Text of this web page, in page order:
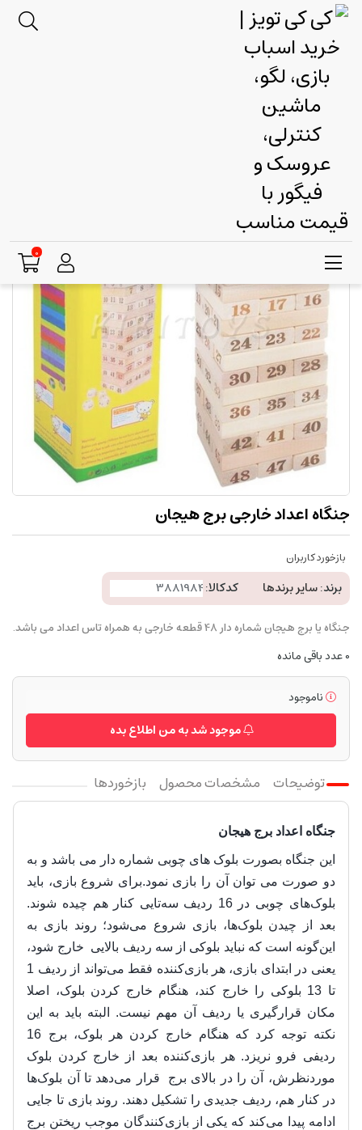
0
اسباب بازی پسرانه
جنگاه اعداد خارجی برج هیجان
بازخورد کاربران
برند:سایر برندها کدکالا:
جنگاه یا برج هیجان شماره دار 48 قطعه خارجی به همراه تاس اعداد می باشد.
0عدد باقی مانده
ناموجود
موجود شد به من اطلاع بده
توضیحات مشخصات محصول بازخوردها
جنگاه اعداد برج هیجان
این جنگاه بصورت بلوک های چوبی شماره دار می باشد و به
دو صورت می توان آن را بازی نمود.برای شروع بازی، باید
بلوک‌های چوبی در 16 ردیف‌ سه‌تایی کنار هم چیده شوند.
بعد از چیدن بلوک‌ها، بازی شروع می‌شود؛ روند بازی به
این‌گونه است که نباید بلوکی از سه ردیف بالایی خارج شود،
یعنی در ابتدای بازی، هر بازی‌کننده فقط می‌تواند از ردیف 1
تا 13 بلوکی را خارج کند، هنگام خارج کردن بلوک، اصلا
مکان قرارگیری یا ردیف آن مهم نیست. البته باید به این
نکته توجه کرد که هنگام خارج کردن هر بلوک، برج 16
ردیفی فرو نریزد. هر بازی‌کننده بعد از خارج کردن بلوک
موردنظرش، آن را در بالای برج قرار می‌دهد تا آن بلوک‌ها
در کنار هم، ردیف جدیدی را تشکیل دهند. روند بازی تا جایی
ادامه پیدا می‌کند که یکی از بازی‌کنندگان موجب ریختن برج